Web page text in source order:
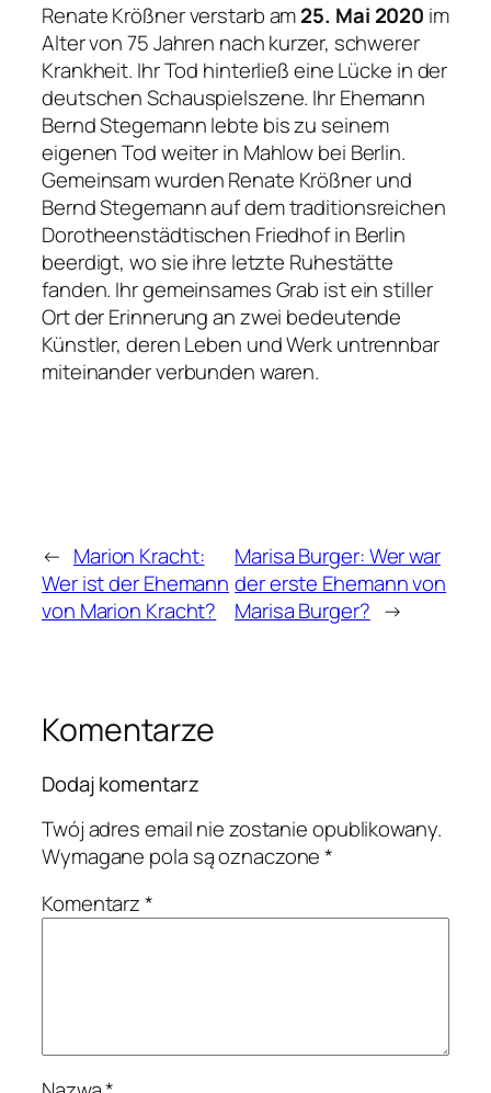
Renate Krößner verstarb am25. Mai 2020 im
Alter von 75 Jahren nach kurzer, schwerer
Krankheit. Ihr Tod hinterließ eine Lücke in der
deutschen Schauspielszene. Ihr Ehemann
Bernd Stegemann lebte bis zu seinem
eigenen Tod weiter in Mahlow bei Berlin.
Gemeinsam wurden Renate Krößner und
Bernd Stegemann auf dem traditionsreichen
Dorotheenstädtischen Friedhof in Berlin
beerdigt, wo sie ihre letzte Ruhestätte
fanden. Ihr gemeinsames Grab ist ein stiller
Ort der Erinnerung an zwei bedeutende
Künstler, deren Leben und Werk untrennbar
miteinander verbunden waren.
← Marion Kracht:
Wer ist der Ehemann
von Marion Kracht?
Marisa Burger: Wer war
der erste Ehemann von
Marisa Burger? →
Komentarze
Dodaj komentarz
Twój adres email nie zostanie opublikowany.
Wymagane pola są oznaczone*
Komentarz*